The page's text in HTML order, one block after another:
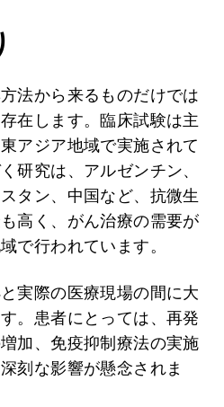
法から来るものだけでは
在します。臨床試験は主
アジア地域で実施されて
研究は、アルゼンチン、
タン、中国など、抗微生
高く、がん治療の需要が
で行われています。
実際の医療現場の間に大
。患者にとっては、再発
加、免疫抑制療法の実施
刻な影響が懸念されま